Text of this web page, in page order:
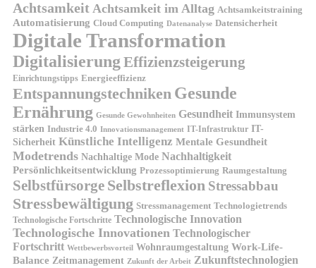
Achtsamkeit Achtsamkeit im Alltag Achtsamkeitstraining
Automatisierung Cloud Computing Datenanalyse Datensicherheit
Digitale Transformation
Digitalisierung Effizienzsteigerung
Einrichtungstipps Energieeffizienz
Entspannungstechniken Gesunde
Ernährung Gesunde Gewohnheiten Gesundheit Immunsystem
stärken Industrie 4.0 Innovationsmanagement IT-Infrastruktur IT-
Sicherheit Künstliche Intelligenz Mentale Gesundheit
Modetrends Nachhaltige Mode Nachhaltigkeit
Persönlichkeitsentwicklung Prozessoptimierung Raumgestaltung
Selbstfürsorge Selbstreflexion Stressabbau
Stressbewältigung Stressmanagement Technologietrends
Technologische Fortschritte Technologische Innovation
Technologische Innovationen Technologischer
Fortschritt Wettbewerbsvorteil Wohnraumgestaltung Work-Life-
Balance Zeitmanagement Zukunft der Arbeit Zukunftstechnologien